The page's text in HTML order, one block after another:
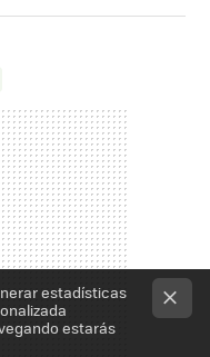
estadísticas
estarás